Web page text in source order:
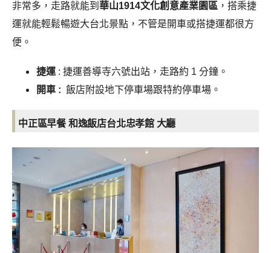
非常多，走路就能到 華山1914文化創意產業園區 ，搭乘捷
運就能輕鬆暢遊大台北景點，不管是開車或搭捷運都很方
便。
捷運 : 捷運善導寺六號出站，走路約 1 分鐘。
開車 : 飯店附設地下停車場跟特約停車場。
中正區早餐 和逸飯店台北忠孝館 大廳